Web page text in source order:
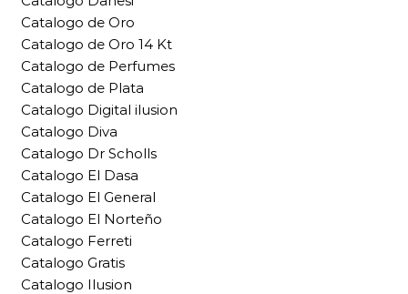
Catalogo de Oro
Catalogo de Oro 14 Kt
Catalogo de Perfumes
Catalogo de Plata
Catalogo Digital ilusion
Catalogo Diva
Catalogo Dr Scholls
Catalogo El Dasa
Catalogo El General
Catalogo El Norteño
Catalogo Ferreti
Catalogo Gratis
Catalogo Ilusion